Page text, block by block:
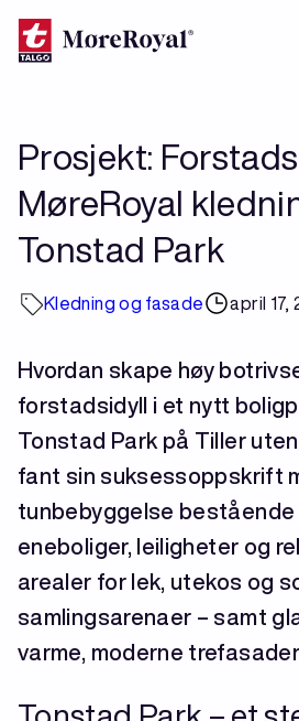
Hopp
Prosjekt:
MøreRoyal
Tonstad Park
Kledning og fasade april 17,
Hvordan skape høy
forstadsidyll i et nytt
Tonstad Park på Tiller
fant sin suksessoppskrift
tunbebyggelse
eneboliger, leiligheter og
arealer for lek, utekos og
samlingsarenaer – samt
varme, moderne